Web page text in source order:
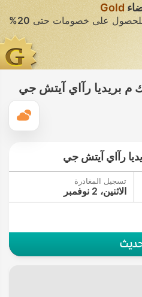
Gold
للحصول على خصومات حتى20%
م بريديا رآاي آيتش جي
رآاي آيتش جي
تسجيل المغادرة
الاثنين، 2 نوفمبر